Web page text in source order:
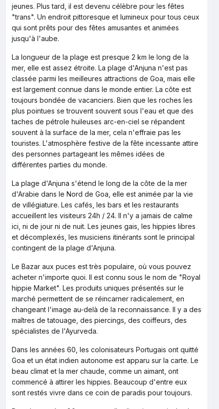
jeunes. Plus tard, il est devenu célèbre pour les fêtes
"trans". Un endroit pittoresque et lumineux pour tous ceux
qui sont prêts pour des fêtes amusantes et animées
jusqu'à l'aube.
La longueur de la plage est presque 2 km le long de la
mer, elle est assez étroite. La plage d'Anjuna n'est pas
classée parmi les meilleures attractions de Goa, mais elle
est largement connue dans le monde entier. La côte est
toujours bondée de vacanciers. Bien que les roches les
plus pointues se trouvent souvent sous l'eau et que des
taches de pétrole huileuses arc-en-ciel se répandent
souvent à la surface de la mer, cela n'effraie pas les
touristes. L'atmosphère festive de la fête incessante attire
des personnes partageant les mêmes idées de
différentes parties du monde.
La plage d'Anjuna s'étend le long de la côte de la mer
d'Arabie dans le Nord de Goa, elle est animée par la vie
de villégiature. Les cafés, les bars et les restaurants
accueillent les visiteurs 24h / 24. Il n'y a jamais de calme
ici, ni de jour ni de nuit. Les jeunes gais, les hippies libres
et décomplexés, les musiciens itinérants sont le principal
contingent de la plage d'Anjuna.
Le Bazar aux puces est très populaire, où vous pouvez
acheter n'importe quoi. Il est connu sous le nom de "Royal
hippie Market". Les produits uniques présentés sur le
marché permettent de se réincarner radicalement, en
changeant l'image au-delà de la reconnaissance. Il y a des
maîtres de tatouage, des piercings, des coiffeurs, des
spécialistes de l'Ayurveda.
Dans les années 60, les colonisateurs Portugais ont quitté
Goa et un état indien autonome est apparu sur la carte. Le
beau climat et la mer chaude, comme un aimant, ont
commencé à attirer les hippies. Beaucoup d'entre eux
sont restés vivre dans ce coin de paradis pour toujours.